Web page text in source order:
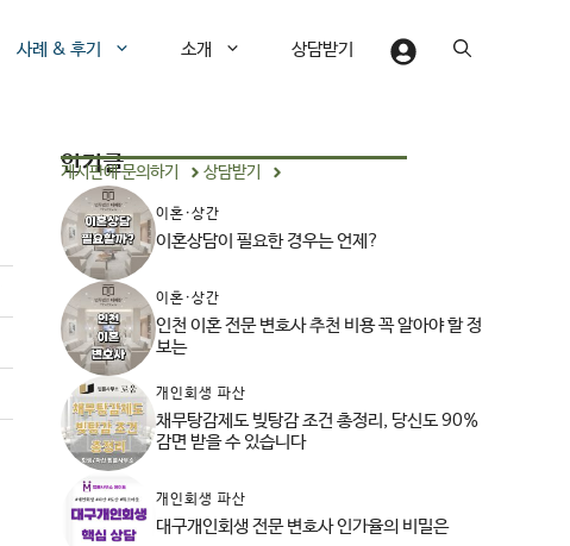
사례 & 후기 소개 상담받기
인기글
게시판에 문의하기 상담받기
이혼·상간
이혼상담이 필요한 경우는 언제?
이혼·상간
인천 이혼 전문 변호사 추천 비용 꼭 알아야 할 정
보는
개인회생 파산
채무탕감제도 빚탕감 조건 총정리, 당신도 90%
감면 받을 수 있습니다
개인회생 파산
대구개인회생 전문 변호사 인가율의 비밀은